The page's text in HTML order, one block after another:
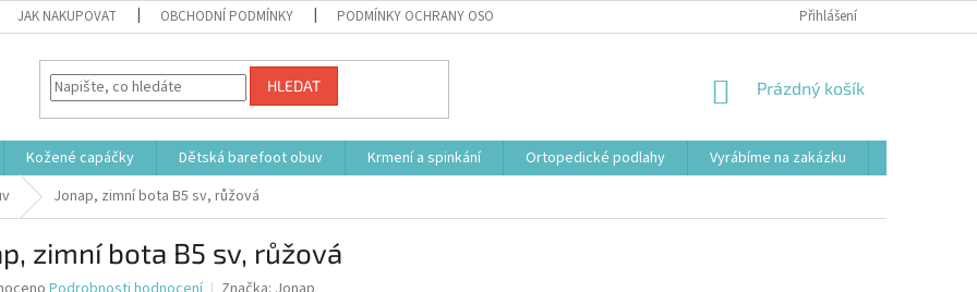
JAK NAKUPOVAT OBCHODNÍ PODMÍNKY PODMÍNKY OCHRANY OSOBNÍCH ÚDAJŮ Přihlášení
HLEDAT
NÁKUPNÍ
Prázdný košík
Kožené capáčky Dětská barefoot obuv Krmení a spinkání Ortopedické podlahy Vyrábíme na zakázku
Jonap, zimní bota B5 sv, růžová
zimní bota B5 sv, růžová